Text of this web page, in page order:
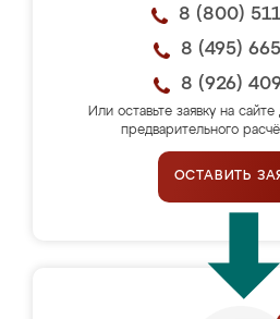
8 (800)
8 (495)
8 (926)
Или оставьте заявку на сайте
предварительного
ОСТАВИТЬ